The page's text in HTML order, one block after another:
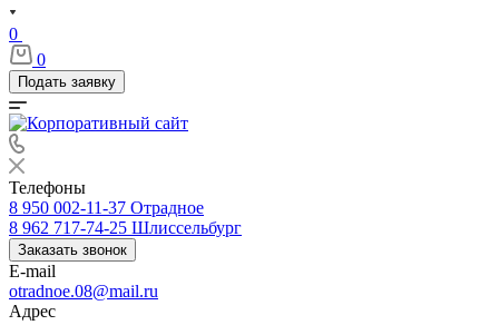
0
0
Подать заявку
Телефоны
8 950 002-11-37 Отрадное
8 962 717-74-25 Шлиссельбург
Заказать звонок
E-mail
otradnoe.08@mail.ru
Адрес